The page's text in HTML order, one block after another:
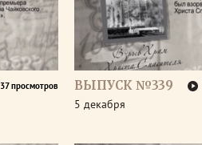
37 просмотров ВЫПУСК №339
5 декабря